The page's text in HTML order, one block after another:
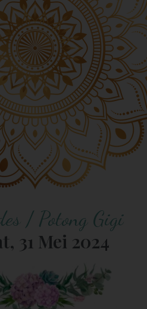
/ Potong Gigi
31 Mei 2024